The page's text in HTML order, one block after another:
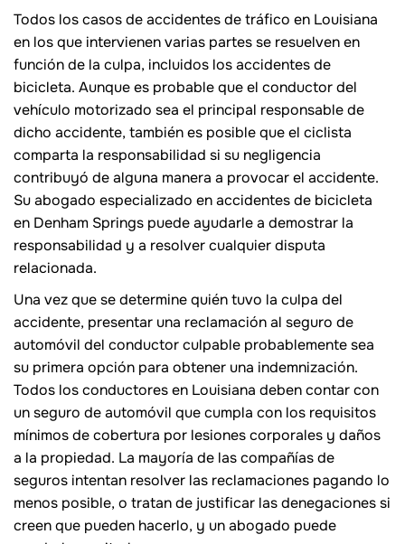
Todos los casos de accidentes de tráfico en Louisiana
en los que intervienen varias partes se resuelven en
función de la culpa, incluidos los accidentes de
bicicleta. Aunque es probable que el conductor del
vehículo motorizado sea el principal responsable de
dicho accidente, también es posible que el ciclista
comparta la responsabilidad si su negligencia
contribuyó de alguna manera a provocar el accidente.
Su abogado especializado en accidentes de bicicleta
en Denham Springs puede ayudarle a demostrar la
responsabilidad y a resolver cualquier disputa
relacionada.
Una vez que se determine quién tuvo la culpa del
accidente, presentar una reclamación al seguro de
automóvil del conductor culpable probablemente sea
su primera opción para obtener una indemnización.
Todos los conductores en Louisiana deben contar con
un seguro de automóvil que cumpla con los requisitos
mínimos de cobertura por lesiones corporales y daños
a la propiedad. La mayoría de las compañías de
seguros intentan resolver las reclamaciones pagando lo
menos posible, o tratan de justificar las denegaciones si
creen que pueden hacerlo, y un abogado puede